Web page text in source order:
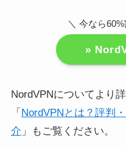
＼ 今なら
»
NordVPNについてより
「 NordVPNとは？評判
介 」もご覧ください。